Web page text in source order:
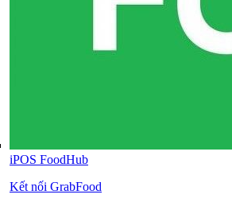
iPOS FoodHub
Kết nối GrabFood